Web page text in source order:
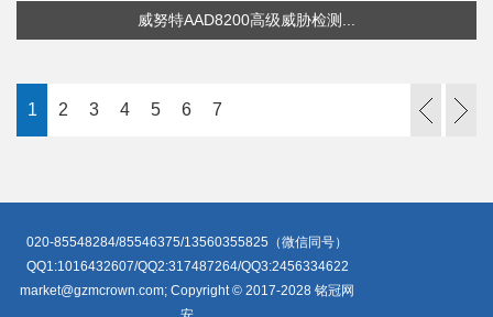
威努特AAD8200高级威胁检测...
1 2 3 4 5 6 7
020-85548284/85546375/13560355825（微信同号）
QQ1:1016432607/QQ2:317487264/QQ3:2456334622
market@gzmcrown.com; Copyright © 2017-2028 铭冠网